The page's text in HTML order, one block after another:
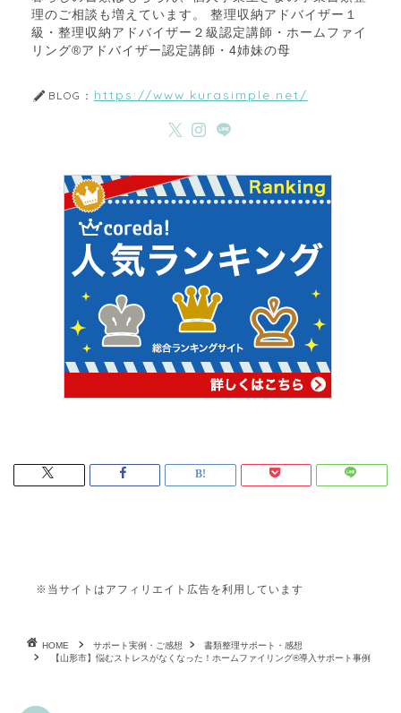
理のご相談も増えています。 整理収納アドバイザー１
級・整理収納アドバイザー２級認定講師・ホームファイ
リング®アドバイザー認定講師・4姉妹の母
BLOG： https://www.kurasimple.net/
※当サイトはアフィリエイト広告を利用しています
HOME サポート実例・ご感想
書類整理サポート・感想
【山形市】悩むストレスがなくなった！ホームファイリング®導入サポート事例